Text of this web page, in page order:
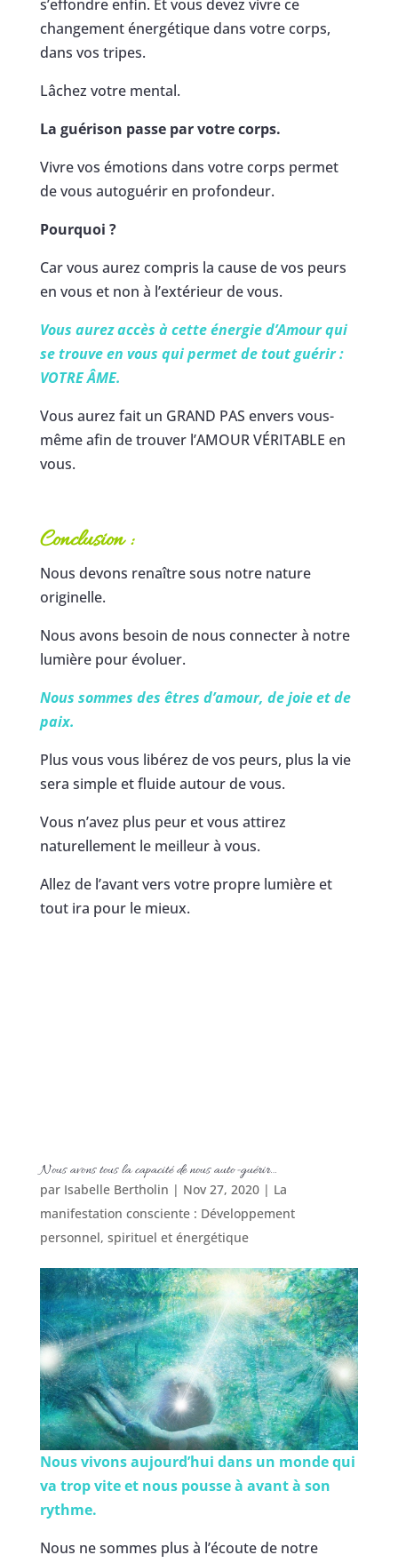
s’effondre enfin. Et vous devez vivre ce
changement énergétique dans votre corps,
dans vos tripes.
Lâchez votre mental.
La guérison passe par votre corps.
Vivre vos émotions dans votre corps permet
de vous autoguérir en profondeur.
Pourquoi ?
Car vous aurez compris la cause de vos peurs
en vous et non à l’extérieur de vous.
Vous aurez accès à cette énergie d’Amour qui
se trouve en vous qui permet de tout guérir :
VOTRE ÂME.
Vous aurez fait un GRAND PAS envers vous-
même afin de trouver l’AMOUR VÉRITABLE en
vous.
Conclusion :
Nous devons renaître sous notre nature
originelle.
Nous avons besoin de nous connecter à notre
lumière pour évoluer.
Nous sommes des êtres d’amour, de joie et de
paix.
Plus vous vous libérez de vos peurs, plus la vie
sera simple et fluide autour de vous.
Vous n’avez plus peur et vous attirez
naturellement le meilleur à vous.
Allez de l’avant vers votre propre lumière et
tout ira pour le mieux.
Nous avons tous la capacité de nous auto-guérir…
par Isabelle Bertholin | Nov 27, 2020| La
manifestation consciente : Développement
personnel, spirituel et énergétique
Nous vivons aujourd’hui dans un monde qui
va trop vite et nous pousse à avant à son
rythme.
Nous ne sommes plus à l’écoute de notre